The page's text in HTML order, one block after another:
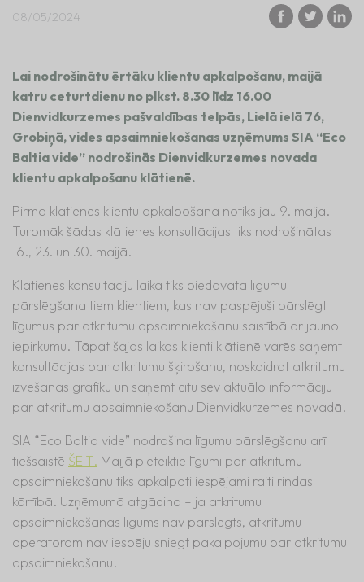
08/05/2024
Lai nodrošinātu ērtāku klientu apkalpošanu, maijā
katru ceturtdienu no plkst. 8.30 līdz 16.00
Dienvidkurzemes pašvaldības telpās, Lielā ielā 76,
Grobiņā, vides apsaimniekošanas uzņēmums SIA “Eco
Baltia vide” nodrošinās Dienvidkurzemes novada
klientu apkalpošanu klātienē.
Pirmā klātienes klientu apkalpošana notiks jau 9. maijā.
Turpmāk šādas klātienes konsultācijas tiks nodrošinātas
16., 23. un 30. maijā.
Klātienes konsultāciju laikā tiks piedāvāta līgumu
pārslēgšana tiem klientiem, kas nav paspējuši pārslēgt
līgumus par atkritumu apsaimniekošanu saistībā ar jauno
iepirkumu. Tāpat šajos laikos klienti klātienē varēs saņemt
konsultācijas par atkritumu šķirošanu, noskaidrot atkritumu
izvešanas grafiku un saņemt citu sev aktuālo informāciju
par atkritumu apsaimniekošanu Dienvidkurzemes novadā.
SIA “Eco Baltia vide” nodrošina līgumu pārslēgšanu arī
tiešsaistē ŠEIT. Maijā pieteiktie līgumi par atkritumu
apsaimniekošanu tiks apkalpoti iespējami raiti rindas
kārtībā. Uzņēmumā atgādina – ja atkritumu
apsaimniekošanas līgums nav pārslēgts, atkritumu
operatoram nav iespēju sniegt pakalpojumu par atkritumu
apsaimniekošanu.